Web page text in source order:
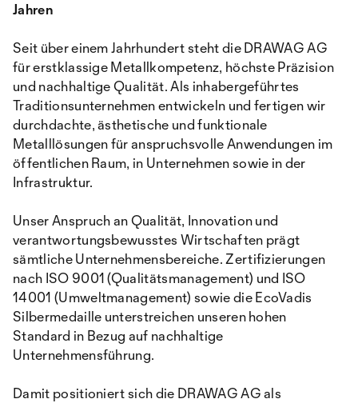
Jahren
Seit über einem Jahrhundert steht die DRAWAG AG
für erstklassige Metallkompetenz, höchste Präzision
und nachhaltige Qualität. Als inhabergeführtes
Traditionsunternehmen entwickeln und fertigen wir
durchdachte, ästhetische und funktionale
Metalllösungen für anspruchsvolle Anwendungen im
öffentlichen Raum, in Unternehmen sowie in der
Infrastruktur.
Unser Anspruch an Qualität, Innovation und
verantwortungsbewusstes Wirtschaften prägt
sämtliche Unternehmensbereiche. Zertifizierungen
nach ISO 9001 (Qualitätsmanagement) und ISO
14001 (Umweltmanagement) sowie die EcoVadis
Silbermedaille unterstreichen unseren hohen
Standard in Bezug auf nachhaltige
Unternehmensführung.
Damit positioniert sich die DRAWAG AG als